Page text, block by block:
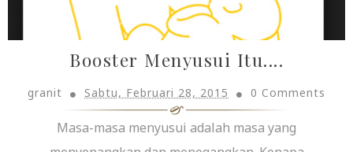
Booster Menyusui Itu....
granit Sabtu, Februari 28, 2015 0 Comments
Masa-masa menyusui adalah masa yang